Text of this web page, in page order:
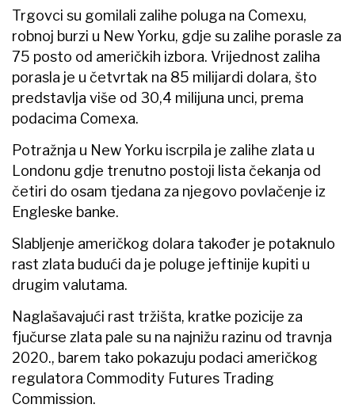
Trgovci su gomilali zalihe poluga na Comexu,
robnoj burzi u New Yorku, gdje su zalihe porasle za
75 posto od američkih izbora. Vrijednost zaliha
porasla je u četvrtak na 85 milijardi dolara, što
predstavlja više od 30,4 milijuna unci, prema
podacima Comexa.
Potražnja u New Yorku iscrpila je zalihe zlata u
Londonu gdje trenutno postoji lista čekanja od
četiri do osam tjedana za njegovo povlačenje iz
Engleske banke.
Slabljenje američkog dolara također je potaknulo
rast zlata budući da je poluge jeftinije kupiti u
drugim valutama.
Naglašavajući rast tržišta, kratke pozicije za
fjučurse zlata pale su na najnižu razinu od travnja
2020., barem tako pokazuju podaci američkog
regulatora Commodity Futures Trading
Commission.